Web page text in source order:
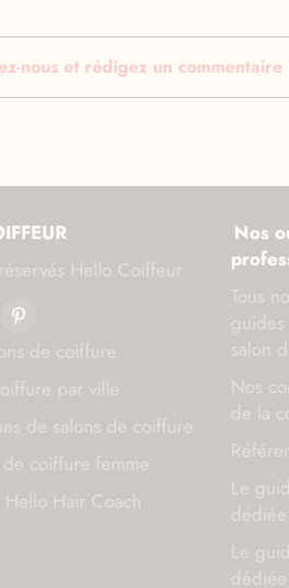
nous et rédigez un commentaire
Hello Coiffeur
de coiffure
par ville
de salons de coiffure
de coiffure femme
Hello Hair Coach
Nos
Tous
salon
Nos
de la
Le
Le